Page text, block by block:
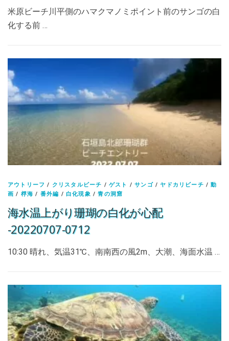
米原ビーチ川平側のハマクマノミポイント前のサンゴの白
化する前 …
アウトリーフ / クリスタルビーチ /ゲスト /サンゴ/ヤドカリビーチ /動
画 / 桴海 / 番外編 /白化現象 /青の洞窟
海水温上がり珊瑚の白化が心配
-20220707-0712
10:30 晴れ、気温31℃、南南西の風2m、大潮、海面水温 …